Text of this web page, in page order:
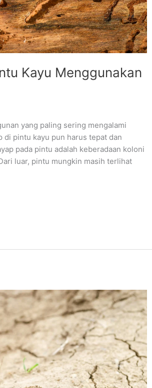
Kayu Menggunakan
yang paling sering mengalami
di pintu kayu pun harus tepat dan
pada pintu adalah keberadaan koloni
luar, pintu mungkin masih terlihat